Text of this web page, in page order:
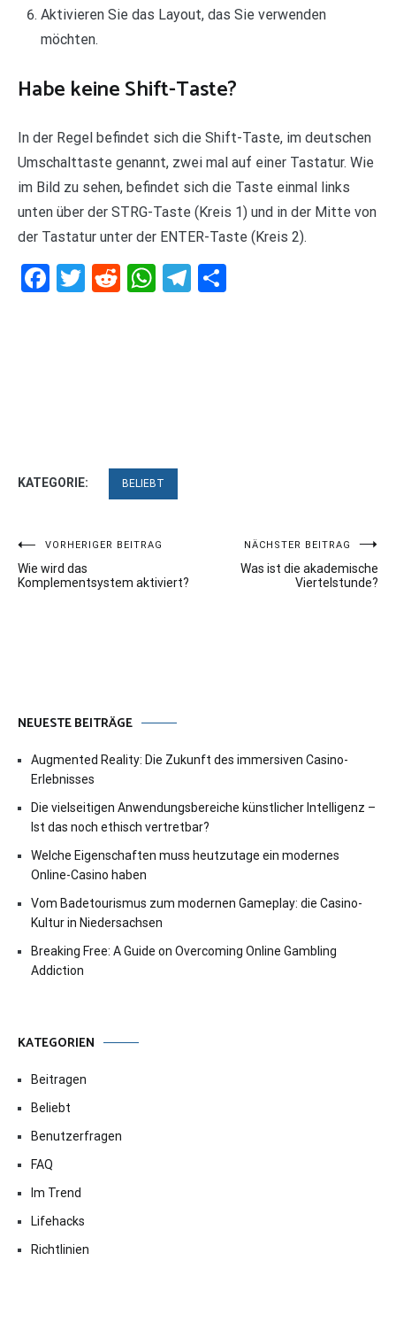
Aktivieren Sie das Layout, das Sie verwenden
möchten.
Habe keine Shift-Taste?
In der Regel befindet sich die Shift-Taste, im deutschen
Umschalttaste genannt, zwei mal auf einer Tastatur. Wie
im Bild zu sehen, befindet sich die Taste einmal links
unten über der STRG-Taste (Kreis 1) und in der Mitte von
der Tastatur unter der ENTER-Taste (Kreis 2).
Facebook
Twitter
RedditWhatsApp
Telegram
KATEGORIE: BELIEBT
Beitragsnavigation
VORHERIGER BEITRAG
Wie wird das
Komplementsystem aktiviert?
NÄCHSTER BEITRAG
Was ist die akademische
Viertelstunde?
NEUESTE BEITRÄGE
Augmented Reality: Die Zukunft des immersiven Casino-
Erlebnisses
Die vielseitigen Anwendungsbereiche künstlicher Intelligenz –
Ist das noch ethisch vertretbar?
Welche Eigenschaften muss heutzutage ein modernes
Online-Casino haben
Vom Badetourismus zum modernen Gameplay: die Casino-
Kultur in Niedersachsen
Breaking Free: A Guide on Overcoming Online Gambling
Addiction
KATEGORIEN
Beitragen
Beliebt
Benutzerfragen
FAQ
Im Trend
Lifehacks
Richtlinien